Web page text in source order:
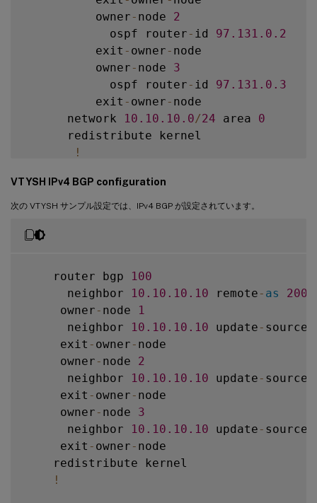
          owner
- node 2
            ospf router
- id 97.131 .0 .2
          exit
- owner - node
          owner
- node 3
            ospf router
- id 97.131 .0 .3
          exit
- owner - node
      network
10.10 .10 .0/24 area 0
      redistribute kernel
!
VTYSH IPv4 BGP configuration
次の VTYSH サンプル設定では、IPv4 BGP が設定されています。
    router bgp
100
      neighbor
10.10 .10 .10 remote - as
200
     owner
- node
1
      neighbor
10.10 .10 .10 update - source
     exit
- owner - node
     owner
- node 2
      neighbor
10.10 .10 .10 update - source
     exit
- owner - node
     owner
- node 3
      neighbor
10.10 .10 .10 update - source
     exit
- owner - node
    redistribute kernel
!